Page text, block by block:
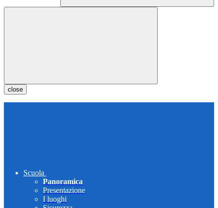
close
Scuola
Panoramica
Presentazione
I luoghi